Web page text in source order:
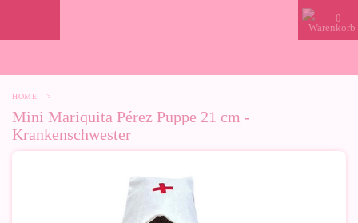
0
HOME >
Mini Mariquita Pérez Puppe 21 cm -
Krankenschwester